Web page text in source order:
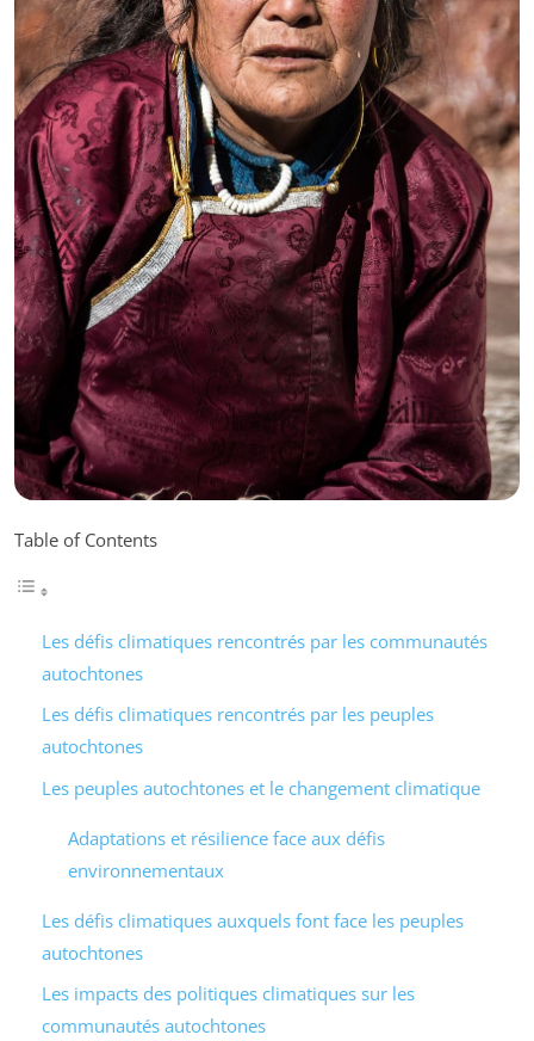
Table of Contents
Les défis climatiques rencontrés par les communautés
autochtones
Les défis climatiques rencontrés par les peuples
autochtones
Les peuples autochtones et le changement climatique
Adaptations et résilience face aux défis
environnementaux
Les défis climatiques auxquels font face les peuples
autochtones
Les impacts des politiques climatiques sur les
communautés autochtones